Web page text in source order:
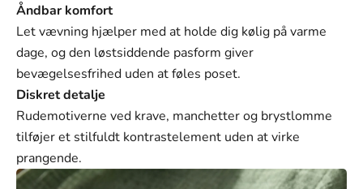
Åndbar komfort
Let vævning hjælper med at holde dig kølig på varme
dage, og den løstsiddende pasform giver
bevægelsesfrihed uden at føles poset.
Diskret detalje
Rudemotiverne ved krave, manchetter og brystlomme
tilføjer et stilfuldt kontrastelement uden at virke
prangende.